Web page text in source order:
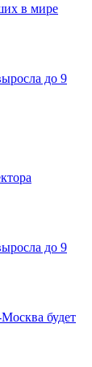
в мире
до 9
до 9
будет